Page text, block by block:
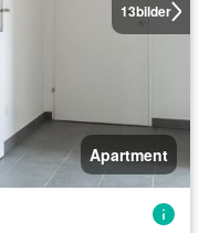
13bilder
Apartment